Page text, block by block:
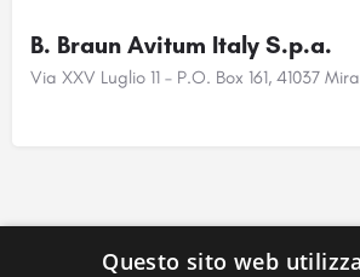
B. Braun Avitum Italy S.p.a.
Via XXV Luglio 11 – P.O. Box 161, 41037
Questo sito web